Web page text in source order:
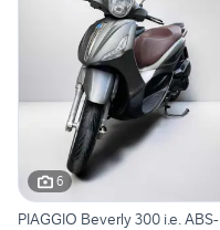
6
PIAGGIO Beverly 300 i.e. ABS-